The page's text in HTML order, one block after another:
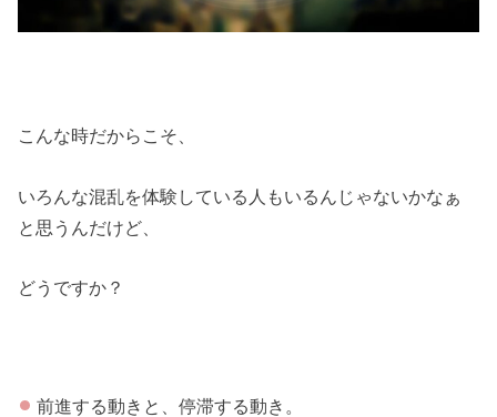
こんな時だからこそ、
いろんな混乱を体験している人もいるんじゃないかなぁ
と思うんだけど、
どうですか？
前進する動きと、停滞する動き。